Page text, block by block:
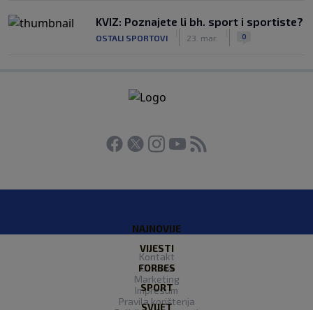
KVIZ: Poznajete li bh. sport i sportiste?
OSTALI SPORTOVI 23. mar. 0
NAJNOVIJE
VIJESTI
FORBES
SPORT
SVIJET
Kontakt
O nama
Marketing
Impresum
Pravila korištenja